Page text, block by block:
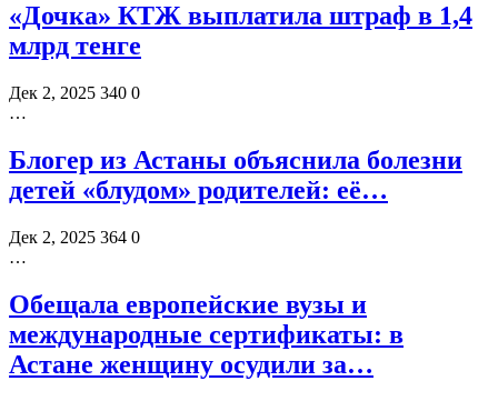
«Дочка» КТЖ выплатила штраф в 1,4
млрд тенге
Дек 2, 2025 340 0
…
Блогер из Астаны объяснила болезни
детей «блудом» родителей: её…
Дек 2, 2025 364 0
…
Обещала европейские вузы и
международные сертификаты: в
Астане женщину осудили за…